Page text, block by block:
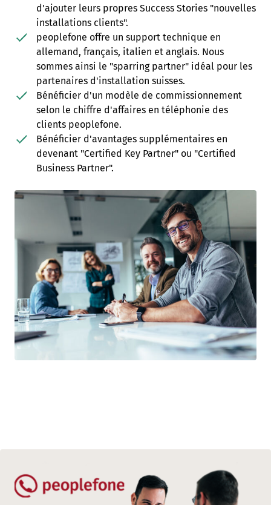
d'ajouter leurs propres Success Stories "nouvelles
installations clients".
peoplefone offre un support technique en
allemand, français, italien et anglais. Nous
sommes ainsi le "sparring partner" idéal pour les
partenaires d'installation suisses.
Bénéficier d'un modèle de commissionnement
selon le chiffre d'affaires en téléphonie des
clients peoplefone.
Bénéficier d'avantages supplémentaires en
devenant "Certified Key Partner" ou "Certified
Business Partner".